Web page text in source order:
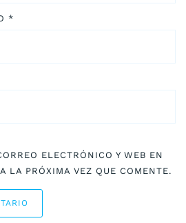
*
ELECTRÓNICO Y WEB EN
LA PRÓXIMA VEZ QUE COMENTE.